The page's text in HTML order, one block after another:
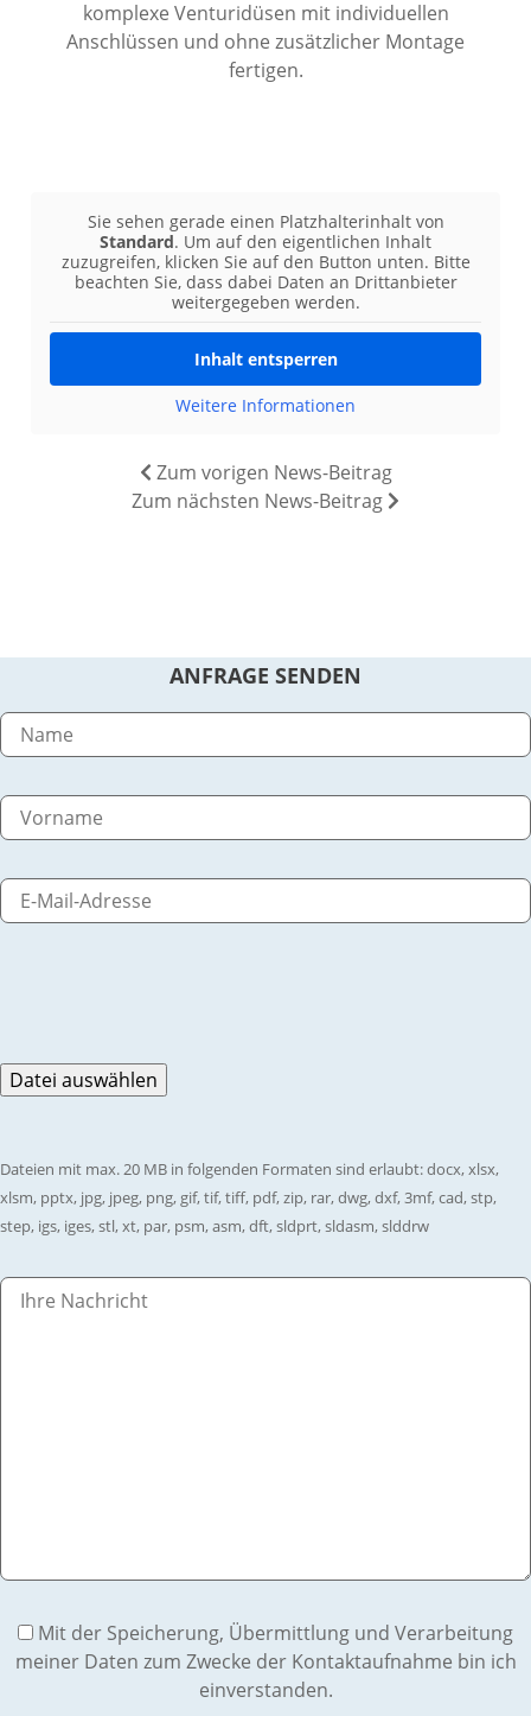
komplexe Venturidüsen mit individuellen
Anschlüssen und ohne zusätzlicher Montage
fertigen.
Sie sehen gerade einen Platzhalterinhalt von
Standard. Um auf den eigentlichen Inhalt
zuzugreifen, klicken Sie auf den Button unten. Bitte
beachten Sie, dass dabei Daten an Drittanbieter
weitergegeben werden.
Inhalt entsperren
Weitere Informationen
Zum vorigen News-Beitrag
Zum nächsten News-Beitrag
ANFRAGE SENDEN
Dateien mit max. 20 MB in folgenden Formaten sind erlaubt: docx, xlsx,
xlsm, pptx, jpg, jpeg, png, gif, tif, tiff, pdf, zip, rar, dwg, dxf, 3mf, cad, stp,
step, igs, iges, stl, xt, par, psm, asm, dft, sldprt, sldasm, slddrw
Mit der Speicherung, Übermittlung und Verarbeitung
meiner Daten zum Zwecke der Kontaktaufnahme bin ich
einverstanden.